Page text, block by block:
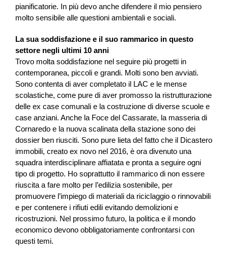
pianificatorie. In più devo anche difendere il mio pensiero
molto sensibile alle questioni ambientali e sociali.
La sua soddisfazione e il suo rammarico in questo
settore negli ultimi 10 anni
Trovo molta soddisfazione nel seguire più progetti in
contemporanea, piccoli e grandi. Molti sono ben avviati.
Sono contenta di aver completato il LAC e le mense
scolastiche, come pure di aver promosso la ristrutturazione
delle ex case comunali e la costruzione di diverse scuole e
case anziani. Anche la Foce del Cassarate, la masseria di
Cornaredo e la nuova scalinata della stazione sono dei
dossier ben riusciti. Sono pure lieta del fatto che il Dicastero
immobili, creato ex novo nel 2016, è ora divenuto una
squadra interdisciplinare affiatata e pronta a seguire ogni
tipo di progetto. Ho soprattutto il rammarico di non essere
riuscita a fare molto per l’edilizia sostenibile, per
promuovere l’impiego di materiali da riciclaggio o rinnovabili
e per contenere i rifiuti edili evitando demolizioni e
ricostruzioni. Nel prossimo futuro, la politica e il mondo
economico devono obbligatoriamente confrontarsi con
questi temi.